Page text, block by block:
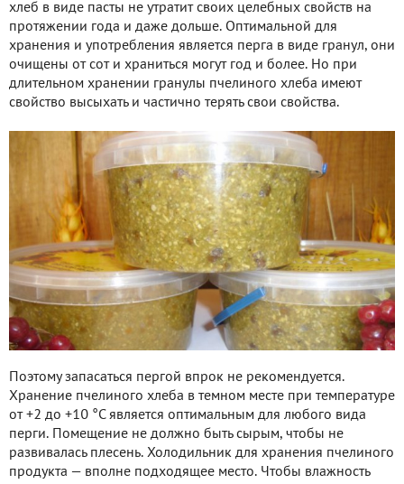
хлеб в виде пасты не утратит своих целебных свойств на
протяжении года и даже дольше. Оптимальной для
хранения и употребления является перга в виде гранул, они
очищены от сот и храниться могут год и более. Но при
длительном хранении гранулы пчелиного хлеба имеют
свойство высыхать и частично терять свои свойства.
Поэтому запасаться пергой впрок не рекомендуется.
Хранение пчелиного хлеба в темном месте при температуре
от +2 до +10 °С является оптимальным для любого вида
перги. Помещение не должно быть сырым, чтобы не
развивалась плесень. Холодильник для хранения пчелиного
продукта — вполне подходящее место. Чтобы влажность